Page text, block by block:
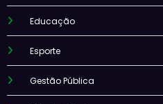
Educação
Esporte
Gestão Pública